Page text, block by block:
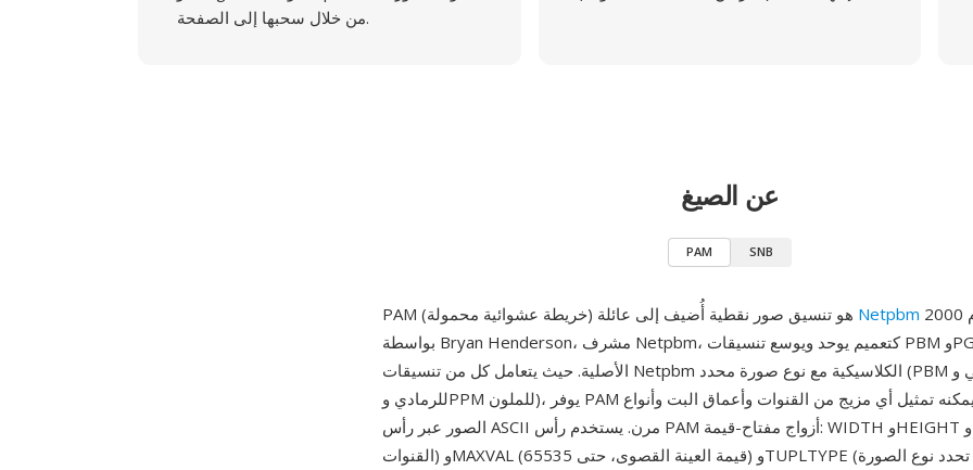
من خلال سحبها إلى الصفحة.
عن الصيغ
PAM SNB
Netpbm
بواسطة Bryan Henderson، مشرف Netpbm، كتعميم يوحد ويوسع تنسيقات PBM وPGM وPPM
الأصلية. حيث يتعامل كل من تنسيقات Netpbm الكلاسيكية مع نوع صورة محدد (PBM للثنائي وPGM
للرمادي وPPM للملون)، يوفر PAM تنسيقاً واحداً يمكنه تمثيل أي مزيج من القنوات وأعماق البت وأنواع
الصور عبر رأس ASCII مرن. يستخدم رأس PAM أزواج مفتاح-قيمة: WIDTH وHEIGHT وDEPTH (عدد
القنوات) وMAXVAL (قيمة العينة القصوى، حتى 65535) وTUPLTYPE (سلسلة تحدد نوع الصورة —